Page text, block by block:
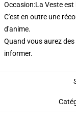
Occasion:La Veste
C'est en outre une
d'anime.
Quand vous aurez
informer.